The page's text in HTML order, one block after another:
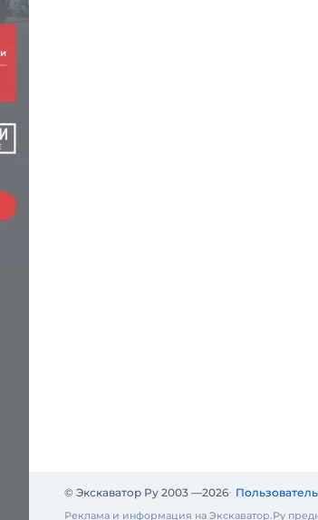
© Экскаватор Ру 2003 —2026
Реклама и информация на Экскаватор.Ру